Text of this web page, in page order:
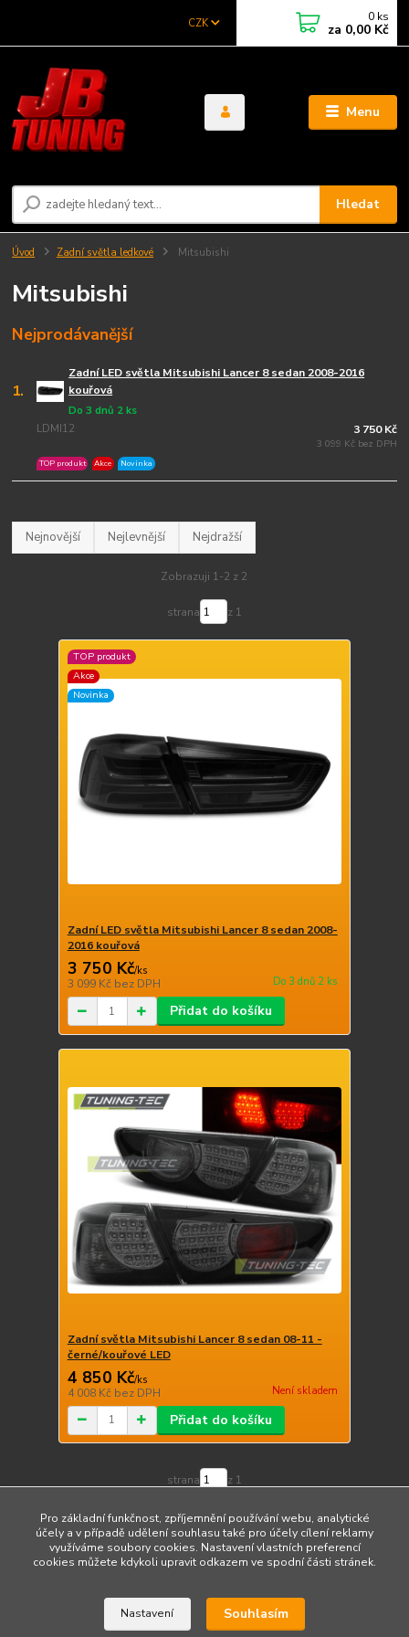
Menu
CZK
Hledat
0 ks
za 0,00 Kč
Úvod Zadní světla ledkové Mitsubishi
Mitsubishi
Nejprodávanější
1.
Zadní LED světla Mitsubishi Lancer 8 sedan 2008-2016
kouřová
LDMI12
Do 3 dnů 2 ks
TOP produkt Akce Novinka
3 750 Kč
3 099 Kč bez DPH
Nejnovější Nejlevnější Nejdražší
Zobrazuji 1-2 z 2
strana z 1
TOP produkt
Akce
Novinka
Zadní LED světla Mitsubishi Lancer 8 sedan 2008-
2016 kouřová
3 750 Kč/ks
3 099 Kč bez DPH Do 3 dnů 2 ks
Přidat do košíku
Zadní světla Mitsubishi Lancer 8 sedan 08-11 -
černé/kouřové LED
4 850 Kč/ks
4 008 Kč bez DPH Není skladem
Přidat do košíku
strana z 1
Upravit sběr cookies.
Pro základní funkčnost, zpříjemnění používání webu, analytické
účely a v případě udělení souhlasu také pro účely cílení reklamy
využíváme soubory cookies. Nastavení vlastních preferencí
cookies můžete kdykoli upravit odkazem ve spodní části stránek.
Nastavení Souhlasím